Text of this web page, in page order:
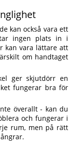
kan också vara ett
ingen plats in i
kan vara lättare att
om handtaget
ger skjutdörr en
fungerar bra för
överallt - kan du
och fungerar i
rum, men på rätt